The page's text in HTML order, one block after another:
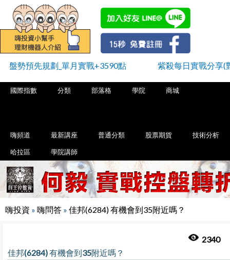
盤勢預先規劃_單月實戰+3590點 紫殺每日實戰分享(
國際指數 分類 部落格 學院 商城
嗨頻道 最新講座 普通分類 股票期貨 技術分析
哈拉區 學院講師
嗨投資 » 嗨問答 » 佳邦(6284) 有機會到35附近嗎？
2340
佳邦(6284) 有機會到35附近嗎？